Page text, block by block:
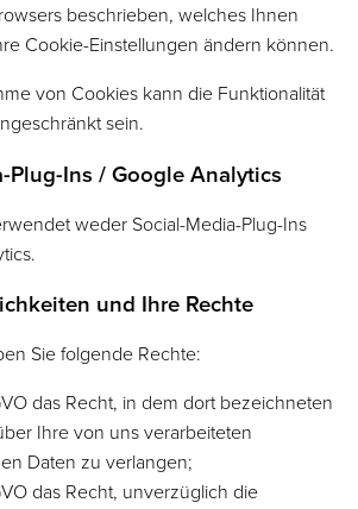
beschrieben, welches Ihnen
Cookie-Einstellungen ändern können.
von Cookies kann die Funktionalität
sein.
Plug-Ins / Google Analytics
weder Social-Media-Plug-Ins
und Ihre Rechte
Sie folgende Rechte:
das Recht, in dem dort bezeichneten
Ihre von uns verarbeiteten
Daten zu verlangen;
das Recht, unverzüglich die